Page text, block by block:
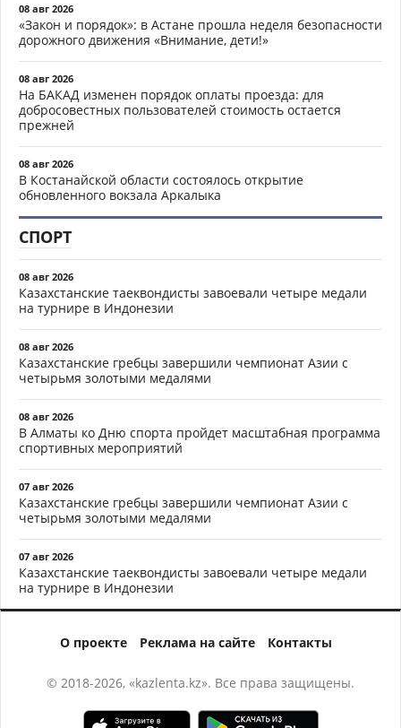
08 авг 2026
«Закон и порядок»: в Астане прошла неделя безопасности
дорожного движения «Внимание, дети!»
08 авг 2026
На БАКАД изменен порядок оплаты проезда: для
добросовестных пользователей стоимость остается
прежней
08 авг 2026
В Костанайской области состоялось открытие
обновленного вокзала Аркалыка
СПОРТ
08 авг 2026
Казахстанские таеквондисты завоевали четыре медали
на турнире в Индонезии
08 авг 2026
Казахстанские гребцы завершили чемпионат Азии с
четырьмя золотыми медалями
08 авг 2026
В Алматы ко Дню спорта пройдет масштабная программа
спортивных мероприятий
07 авг 2026
Казахстанские гребцы завершили чемпионат Азии с
четырьмя золотыми медалями
07 авг 2026
Казахстанские таеквондисты завоевали четыре медали
на турнире в Индонезии
О проекте Реклама на сайте Контакты
© 2018-2026, «kazlenta.kz». Все права защищены.